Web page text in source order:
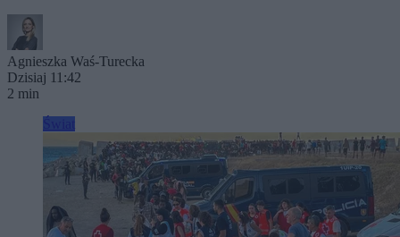
Agnieszka Waś-Turecka
Dzisiaj 11:42
2 min